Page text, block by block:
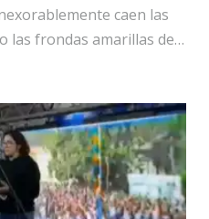
caen las
las frondas amarillas de…